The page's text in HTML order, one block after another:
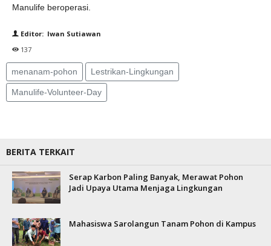
Manulife beroperasi.
Editor: Iwan Sutiawan
137
menanam-pohon Lestrikan-Lingkungan
Manulife-Volunteer-Day
BERITA TERKAIT
Serap Karbon Paling Banyak, Merawat Pohon
Jadi Upaya Utama Menjaga Lingkungan
Mahasiswa Sarolangun Tanam Pohon di Kampus